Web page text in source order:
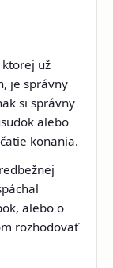
ktorej už
je správny
si správny
alebo
konania.
alebo o
rozhodovať